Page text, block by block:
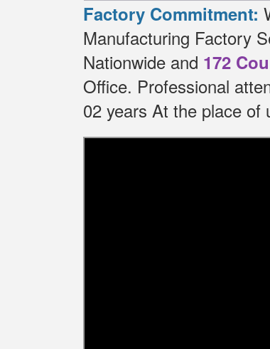
Factory Commitment:
Manufacturing Factory
Nationwide and 172
Office. Professional
02 years At the place of